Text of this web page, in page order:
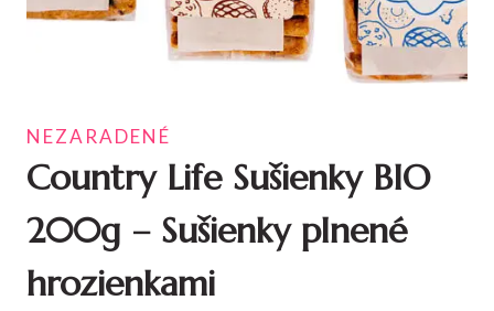
NEZARADENÉ
Country Life Sušienky BIO
200g – Sušienky plnené
hrozienkami